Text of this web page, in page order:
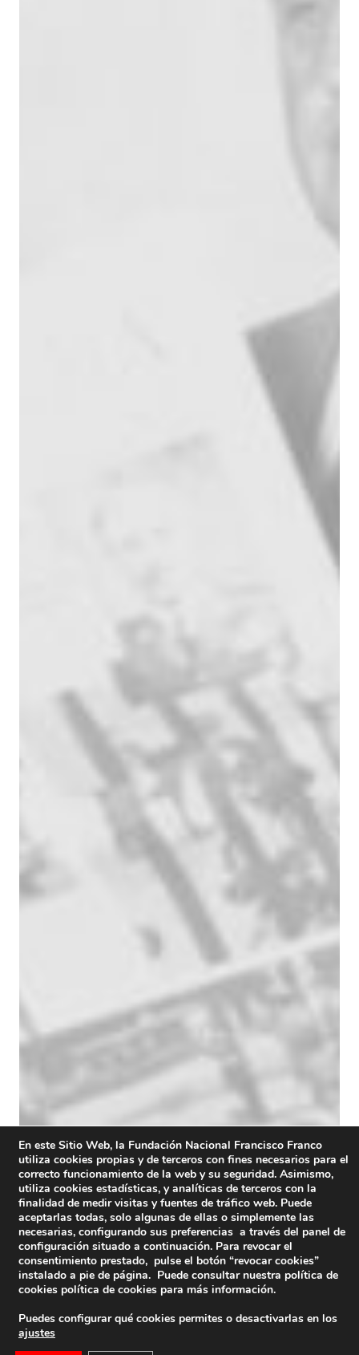
En este Sitio Web, la Fundación Nacional Francisco Franco
utiliza cookies propias y de terceros con fines necesarios para el
correcto funcionamiento de la web y su seguridad. Asimismo,
utiliza cookies estadísticas, y analíticas de terceros con la
finalidad de medir visitas y fuentes de tráfico web. Puede
aceptarlas todas, solo algunas de ellas o simplemente las
necesarias, configurando sus preferencias a través del panel de
configuración situado a continuación. Para revocar el
consentimiento prestado, pulse el botón “revocar cookies”
instalado a pie de página. Puede consultar nuestra política de
cookies política de cookies para más información.
Puedes configurar qué cookies permites o desactivarlas en los
ajustes